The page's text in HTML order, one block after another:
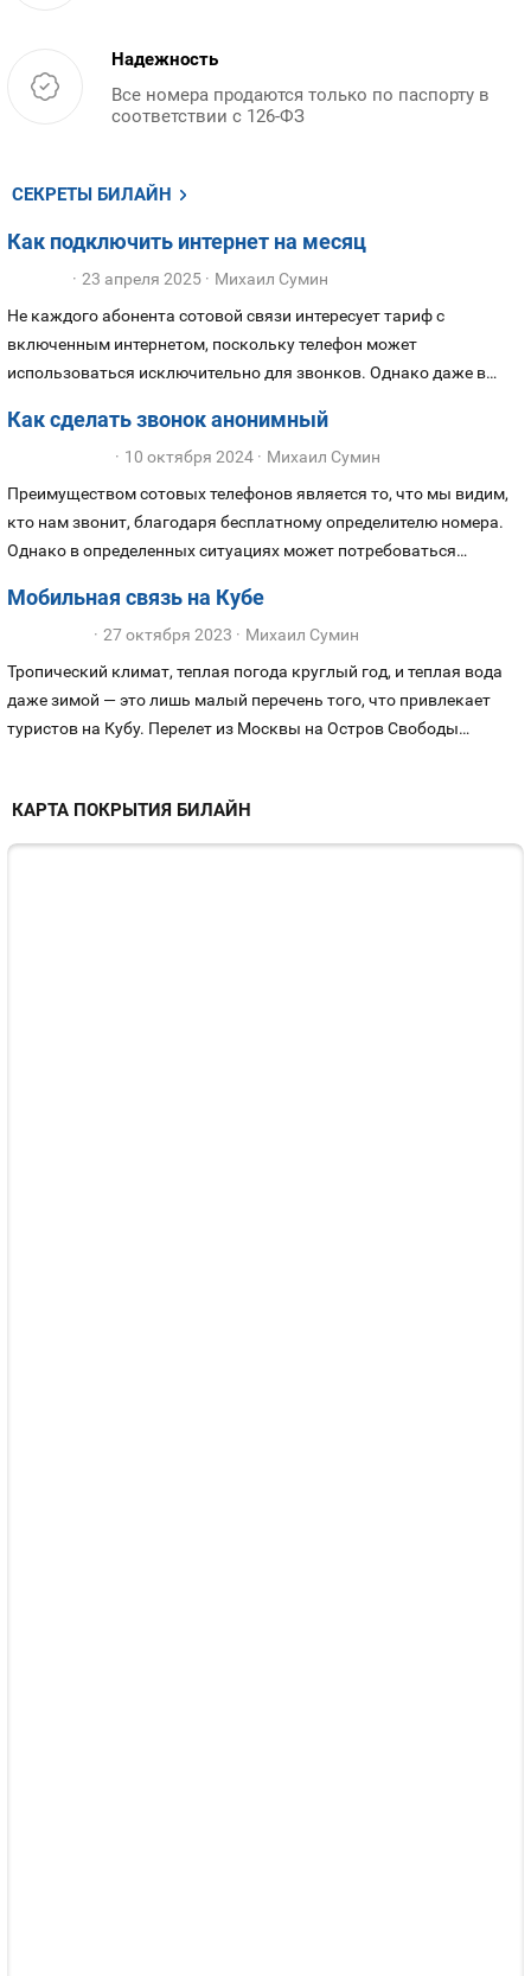
Надежность
Все номера продаются только по паспорту в
соответствии с 126-ФЗ
СЕКРЕТЫ БИЛАЙН
Как подключить интернет на месяц
23 апреля 2025
Михаил Сумин
Не каждого абонента сотовой связи интересует тариф с
включенным интернетом, поскольку телефон может
использоваться исключительно для звонков. Однако даже в
передачи данных на выгодных условиях. Независимо, по какой
причине вам потребуется подключить на короткое время
интернет, мы расскажем как выбрать для телефона выгодный
тариф или опцию на месяц, включая безлимитные.
Как сделать звонок анонимный
10 октября 2024
Михаил Сумин
Преимуществом сотовых телефонов является то, что мы видим,
кто нам звонит, благодаря бесплатному определителю номера.
Однако в определенных ситуациях может потребоваться
отобразился. Рассказываем про все способы позвонить
Мобильная связь на Кубе
27 октября 2023
Михаил Сумин
Тропический климат, теплая погода круглый год, и теплая вода
даже зимой — это лишь малый перечень того, что привлекает
туристов на Кубу. Перелет из Москвы на Остров Свободы
тридцати дней. А вот о чем точно следует позаботиться перед
поездкой на Кубу — это сотовая связь.
КАРТА ПОКРЫТИЯ БИЛАЙН